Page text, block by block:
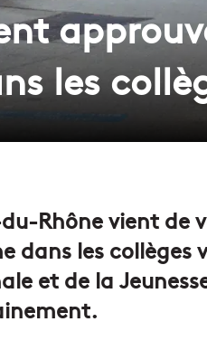
les
Rhône vient de
dans les collèges
et de la